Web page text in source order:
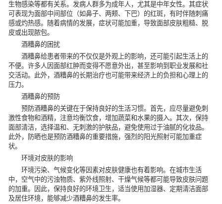
生物感染等都有关系。发病人群多为成年人，尤其是中年女性。其症状
可表现为面部中间部位（如鼻子、两颊、下巴）的红斑，有时伴随刺痛
感或灼热感。随着病情的发展，症状可能加重，导致面部皮肤粗糙、脱
皮或出现脓包。
酒糟鼻的困扰
酒糟鼻给患者带来的不仅仅是外观上的影响，还可能引起生活上的
不便。许多人因面部红肿而变得不愿意外出，甚至影响到职业发展和社
交活动。此外，酒糟鼻的长期治疗也可能带来经济上的负担和心理上的
压力。
酒糟鼻的预防
预防酒糟鼻的关键在于保持良好的生活习惯。首先，应尽量避免刺
激性食物和酒精，注意均衡饮食，增加蔬菜和水果的摄入。其次，保持
面部清洁，选择温和、无刺激的护肤品，避免使用过于油腻的化妆品。
此外，防晒也是预防酒糟鼻的重要措施，强烈的阳光照射可能加重症
状。
环境对皮肤的影响
环境污染、气候变化等因素对皮肤健康也有着影响。在城市生活
中，空气中的污浊物质、紫外线照射、干燥气候等都可能导致皮肤问题
的加重。因此，保持良好的环境卫生，适当使用加湿器、定期清洁面部
及居住环境，能够减少酒糟鼻的发生率。